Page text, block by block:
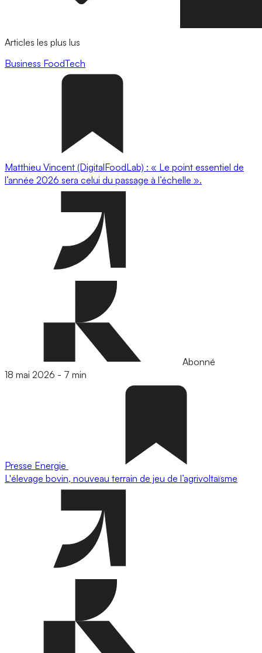
Articles les plus lus
Business FoodTech
Matthieu Vincent (DigitalFoodLab) : « Le point essentiel de
l’année 2026 sera celui du passage à l’échelle ».
Abonné
18 mai 2026 - 7 min
Presse Energie
L'élevage bovin, nouveau terrain de jeu de l’agrivoltaïsme